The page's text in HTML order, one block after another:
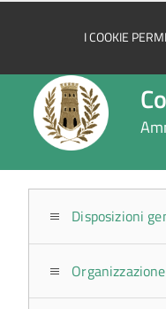
Disposizioni
Organizzazione
I COOKIE